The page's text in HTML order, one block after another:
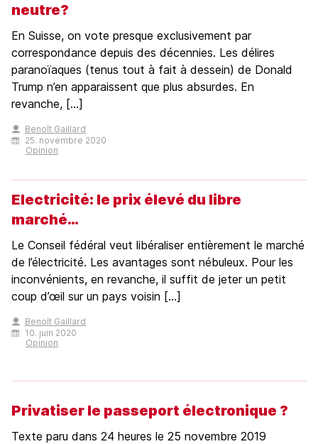
neutre?
En Suisse, on vote presque exclusivement par
correspondance depuis des décennies. Les délires
paranoïaques (tenus tout à fait à dessein) de Donald
Trump n’en apparaissent que plus absurdes. En
revanche, [...]
Benoît Gaillard
25. novembre 2020
Opinion
Electricité: le prix élevé du libre
marché…
Le Conseil fédéral veut libéraliser entièrement le marché
de l’électricité. Les avantages sont nébuleux. Pour les
inconvénients, en revanche, il suffit de jeter un petit
coup d’œil sur un pays voisin [...]
Benoît Gaillard
10. juin 2020
Opinion
Privatiser le passeport électronique ?
Texte paru dans 24 heures le 25 novembre 2019